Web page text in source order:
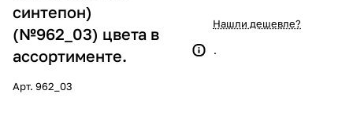
синтепон)
(№962_03) цвета в
ассортименте.
Арт. 962_03
Нашли дешевле?
.